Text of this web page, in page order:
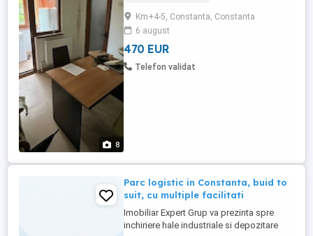
8
masaj,barbershop ,recuperare
medicala,sau alte activitati .Locatia este
intabulata ca spatiu comercial dispune de
Km+4-5, Constanta, Constanta
6 august
470 EUR
Telefon validat
Parc logistic in Constanta, buid to
suit, cu multiple facilitati
Imobiliar Expert Grup va prezinta spre
inchiriere hale industriale si depozitare